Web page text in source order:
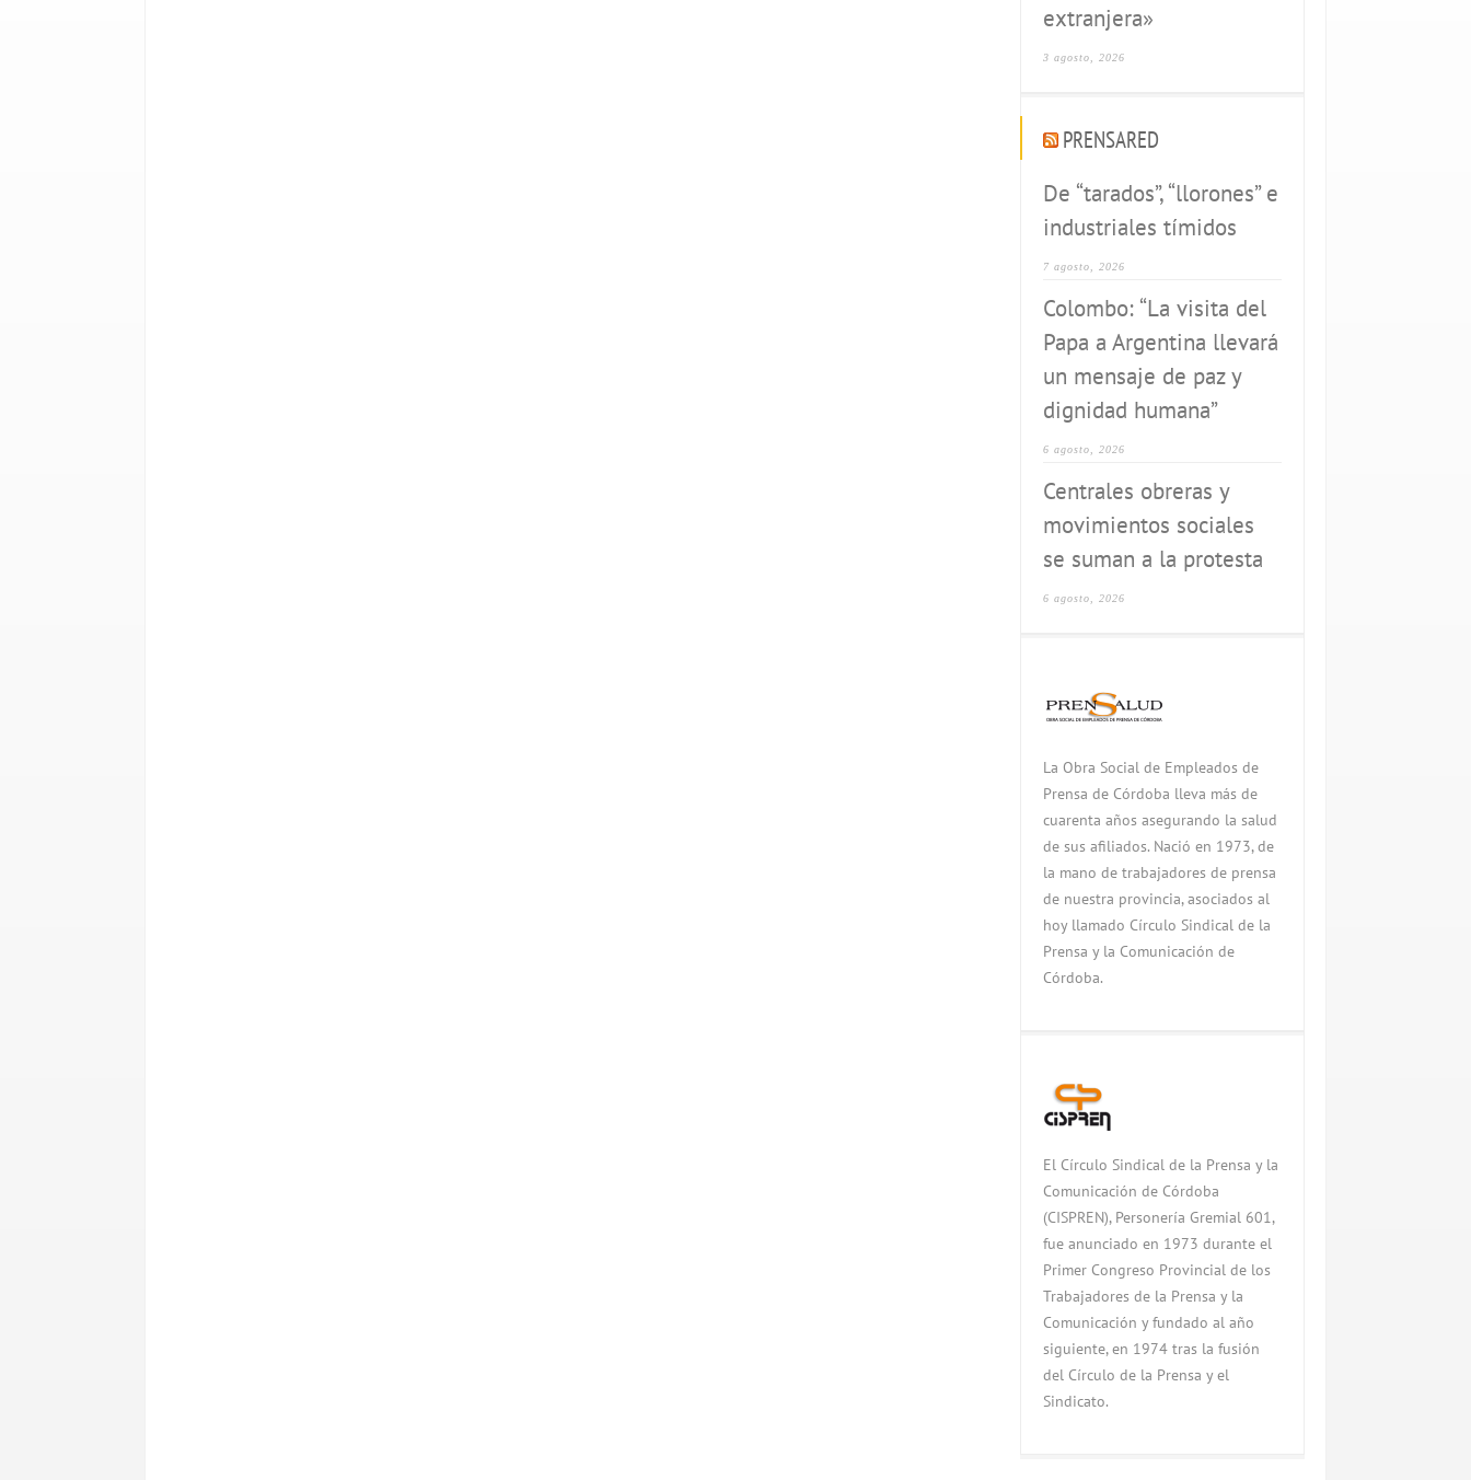
extranjera»
3 agosto, 2026
PRENSARED
De “tarados”, “llorones” e
industriales tímidos
7 agosto, 2026
Colombo: “La visita del
Papa a Argentina llevará
un mensaje de paz y
dignidad humana”
6 agosto, 2026
Centrales obreras y
movimientos sociales
se suman a la protesta
6 agosto, 2026
La Obra Social de Empleados de
Prensa de Córdoba lleva más de
cuarenta años asegurando la salud
de sus afiliados. Nació en 1973, de
la mano de trabajadores de prensa
de nuestra provincia, asociados al
hoy llamado Círculo Sindical de la
Prensa y la Comunicación de
Córdoba.
El Círculo Sindical de la Prensa y la
Comunicación de Córdoba
(CISPREN), Personería Gremial 601,
fue anunciado en 1973 durante el
Primer Congreso Provincial de los
Trabajadores de la Prensa y la
Comunicación y fundado al año
siguiente, en 1974 tras la fusión
del Círculo de la Prensa y el
Sindicato.